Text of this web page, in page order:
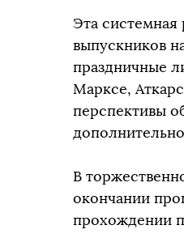
Эта
выпускников
праздничные
Марксе,
перспективы
В
окончании
прохождении